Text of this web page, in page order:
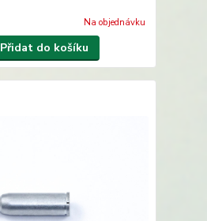
Na objednávku
Přidat do košíku